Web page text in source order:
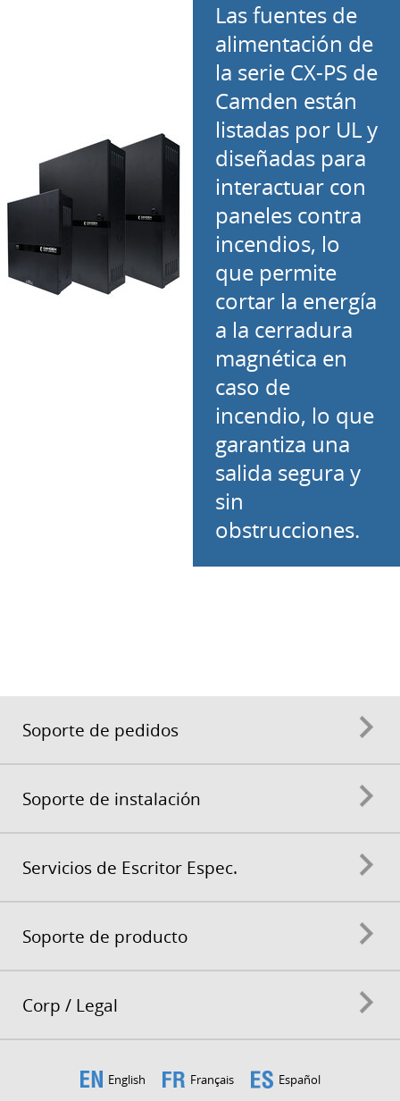
Las fuentes de
alimentación de
la serie CX-PS de
Camden están
listadas por UL y
diseñadas para
interactuar con
paneles contra
incendios, lo
que permite
cortar la energía
a la cerradura
magnética en
caso de
incendio, lo que
garantiza una
salida segura y
sin
obstrucciones.
Soporte de pedidos
Soporte de instalación
Servicios de Escritor Espec.
Soporte de producto
Corp / Legal
English Français Español